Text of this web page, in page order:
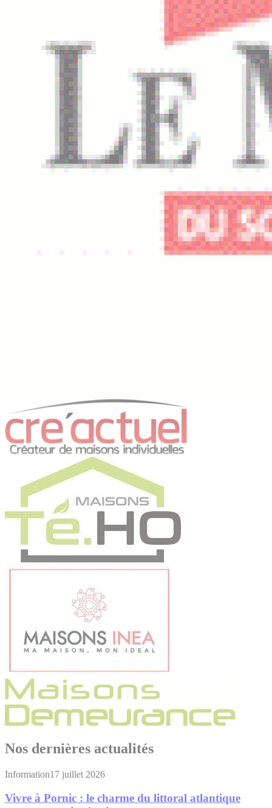
Nos dernières actualités
Information17 juillet 2026
Vivre à Pornic : le charme du littoral atlantique